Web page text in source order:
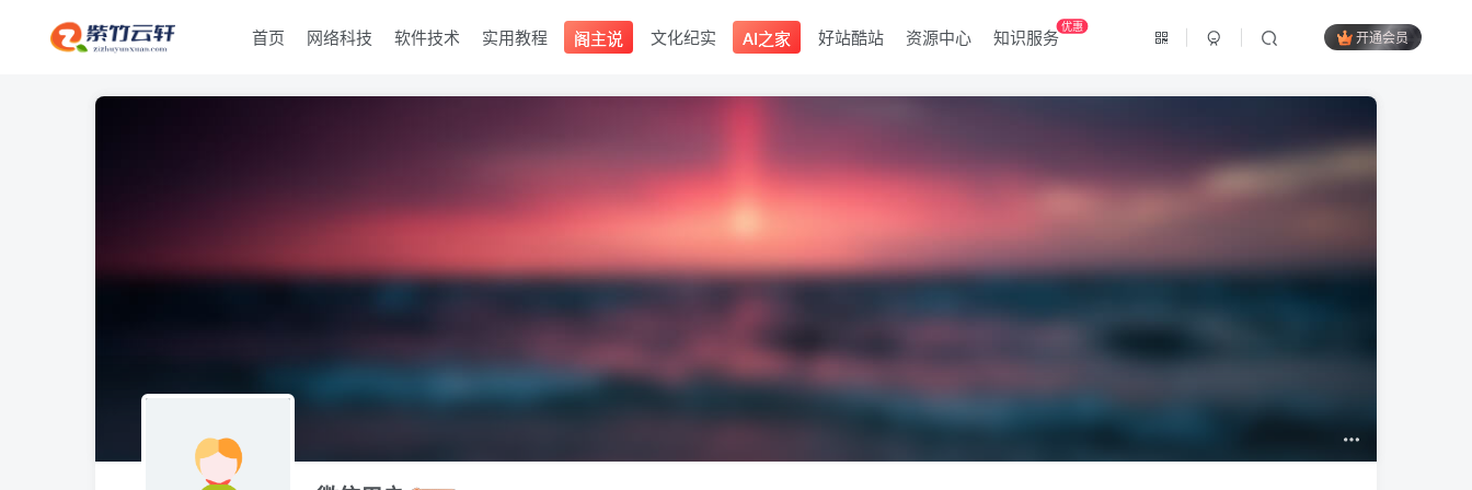
首页 网络科技 软件技术 实用教程 阁主说 文化纪实 AI之家 好站酷站 资源中心 知识服务优惠
开通会员